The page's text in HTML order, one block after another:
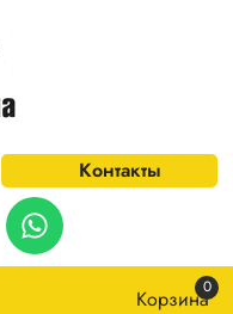
Контакты
Корзина0